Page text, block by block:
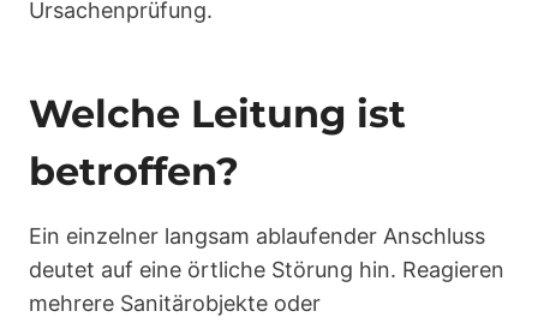
Ursachenprüfung.
Welche Leitung ist
betroffen?
Ein einzelner langsam ablaufender Anschluss
deutet auf eine örtliche Störung hin. Reagieren
mehrere Sanitärobjekte oder